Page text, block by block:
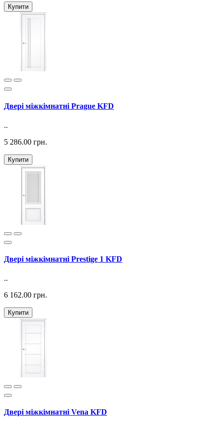
Купити
Двері міжкімнатні Prague KFD
..
5 286.00 грн.
Купити
Двері міжкімнатні Prestige 1 KFD
..
6 162.00 грн.
Купити
Двері міжкімнатні Vena KFD